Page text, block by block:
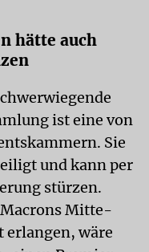
hätte auch
ist eine von
Sie
und kann per
stürzen.
Mitte-
erlangen, wäre